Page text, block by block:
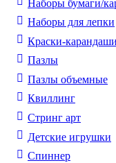
Наборы бумаги/
Наборы для лепки
Краски-карандаши
Пазлы
Пазлы объемные
Квиллинг
Стринг арт
Детские игрушки
Спиннер